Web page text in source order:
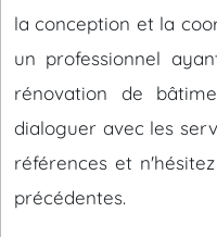
la conception et la
un professionnel
rénovation de
dialoguer avec les
références et
précédentes.